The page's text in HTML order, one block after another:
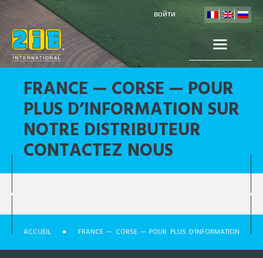
войти
FRANCE — CORSE — POUR
PLUS D’INFORMATION SUR
NOTRE DISTRIBUTEUR
CONTACTEZ NOUS
ACCUEIL FRANCE — CORSE — POUR PLUS D’INFORMATION